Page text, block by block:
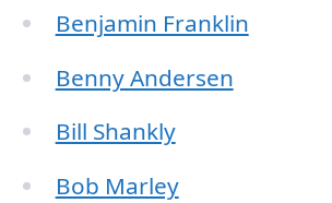
Benjamin Franklin
Benny Andersen
Bill Shankly
Bob Marley